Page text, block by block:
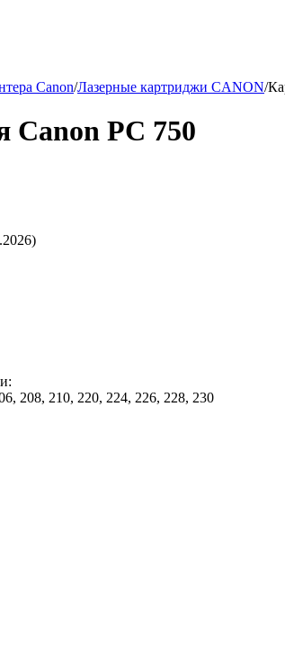
Canon/Лазерные картриджи CANON/
Canon PC 750
208, 210, 220, 224, 226, 228, 230